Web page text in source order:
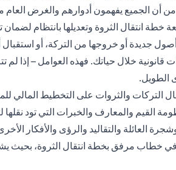
أن الجميع يفهمون أدوارهم والغرض العام
انتقال الثروة وتعديلها بانتظام لضمان
جديدة أو خروجها من التركة، أو
قانونية خلال حياتك. فهذه العوامل – إذا لم
الطويل.
التركات والثروات على التخطيط المالي
القيم والمعارف والخبرات التي تود نقلها
العائلة والتقاليد والرؤى والأفكار
خطاب مرفق بخطة انتقال الثروة، بحيث